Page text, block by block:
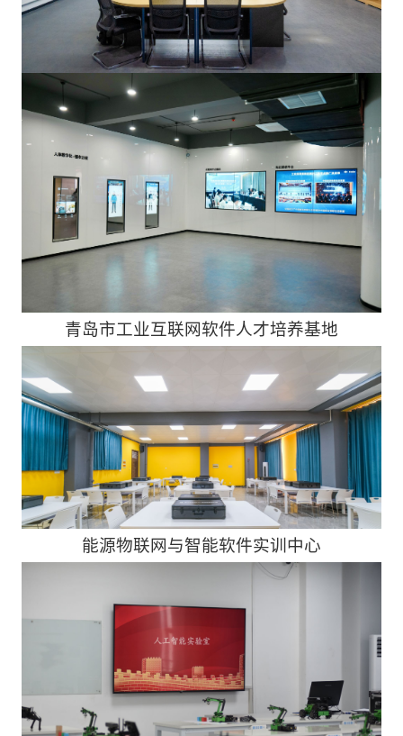
青岛市工业互联网软件人才培养基地
能源物联网与智能软件实训中心